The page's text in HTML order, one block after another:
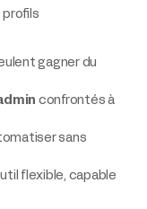
profils
gagner du
confrontés à
sans
flexible, capable